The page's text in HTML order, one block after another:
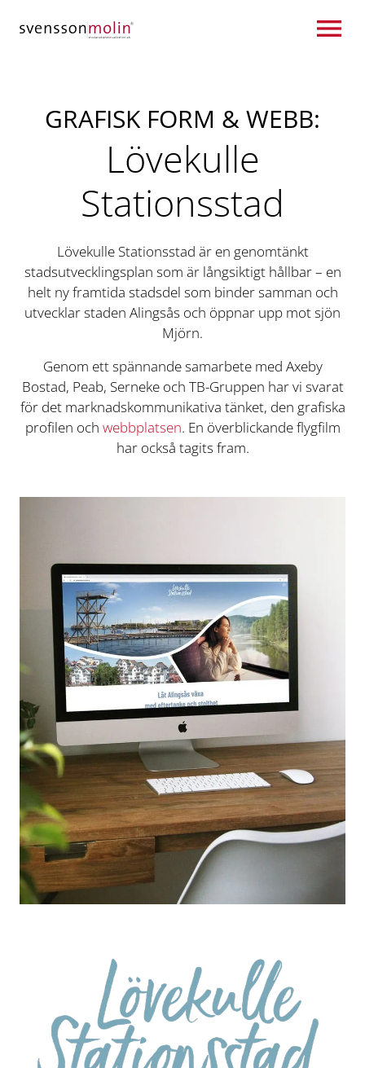
GRAFISK FORM & WEBB:
Lövekulle
Stationsstad
Lövekulle Stationsstad är en genomtänkt
stadsutvecklingsplan som är långsiktigt hållbar – en
helt ny framtida stadsdel som binder samman och
utvecklar staden Alingsås och öppnar upp mot sjön
Mjörn.
Genom ett spännande samarbete med Axeby
Bostad, Peab, Serneke och TB-Gruppen har vi svarat
för det marknadskommunikativa tänket, den grafiska
profilen och webbplatsen. En överblickande flygfilm
har också tagits fram.